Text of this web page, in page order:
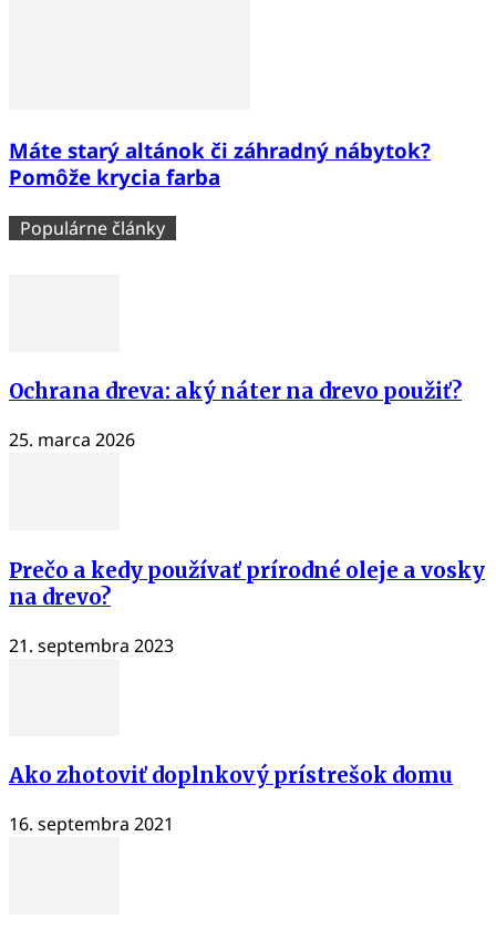
Máte starý altánok či záhradný nábytok?
Pomôže krycia farba
Populárne články
Ochrana dreva: aký náter na drevo použiť?
25. marca 2026
Prečo a kedy používať prírodné oleje a vosky
na drevo?
21. septembra 2023
Ako zhotoviť doplnkový prístrešok domu
16. septembra 2021